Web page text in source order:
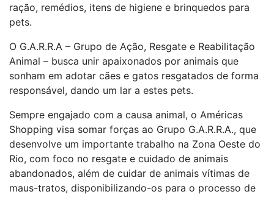
ração, remédios, itens de higiene e brinquedos para
pets.
O G.A.R.R.A – Grupo de Ação, Resgate e Reabilitação
Animal – busca unir apaixonados por animais que
sonham em adotar cães e gatos resgatados de forma
responsável, dando um lar a estes pets.
Sempre engajado com a causa animal, o Américas
Shopping visa somar forças ao Grupo G.A.R.R.A., que
desenvolve um importante trabalho na Zona Oeste do
Rio, com foco no resgate e cuidado de animais
abandonados, além de cuidar de animais vítimas de
maus-tratos, disponibilizando-os para o processo de